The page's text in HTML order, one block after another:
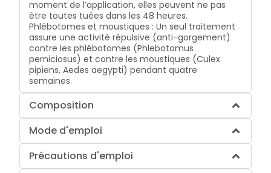
moment de l’application, elles peuvent ne pas
être toutes tuées dans les 48 heures.
Phlébotomes et moustiques : Un seul traitement
assure une activité répulsive (anti-gorgement)
contre les phlébotomes (Phlebotomus
perniciosus) et contre les moustiques (Culex
pipiens, Aedes aegypti) pendant quatre
semaines.
Composition
Mode d'emploi
Précautions d'emploi